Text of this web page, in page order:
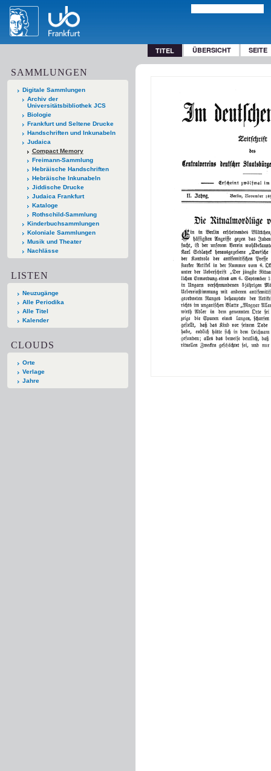
TITEL ÜBERSICHT SEITE
SAMMLUNGEN
Digitale Sammlungen
Archiv der
Universitätsbibliothek JCS
Biologie
Frankfurt und Seltene Drucke
Handschriften und Inkunabeln
Judaica
Compact Memory
Freimann-Sammlung
Hebräische Handschriften
Hebräische Inkunabeln
Jiddische Drucke
Judaica Frankfurt
Kataloge
Rothschild-Sammlung
Kinderbuchsammlungen
Koloniale Sammlungen
Musik und Theater
Nachlässe
LISTEN
Neuzugänge
Alle Periodika
Alle Titel
Kalender
CLOUDS
Orte
Verlage
Jahre